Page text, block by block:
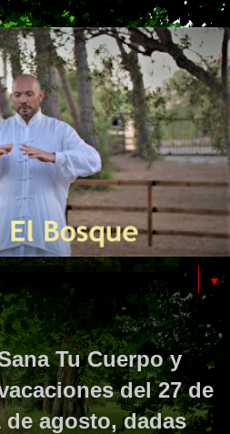
▼
Tu Cuerpo y
del 27 de
agosto, dadas